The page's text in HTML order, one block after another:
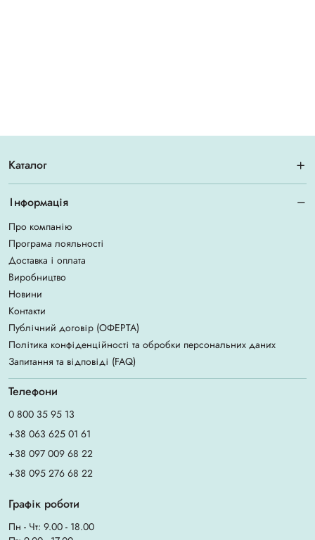
Каталог
Інформація
Про компанію
Програма лояльності
Доставка і оплата
Виробництво
Новини
Контакти
Публічний договір (ОФЕРТА)
Політика конфіденційності та обробки персональних даних
Запитання та відповіді (FAQ)
Телефони
0 800 35 95 13
+38 063 625 01 61
+38 097 009 68 22
+38 095 276 68 22
Графік роботи
Пн - Чт: 9.00 - 18.00